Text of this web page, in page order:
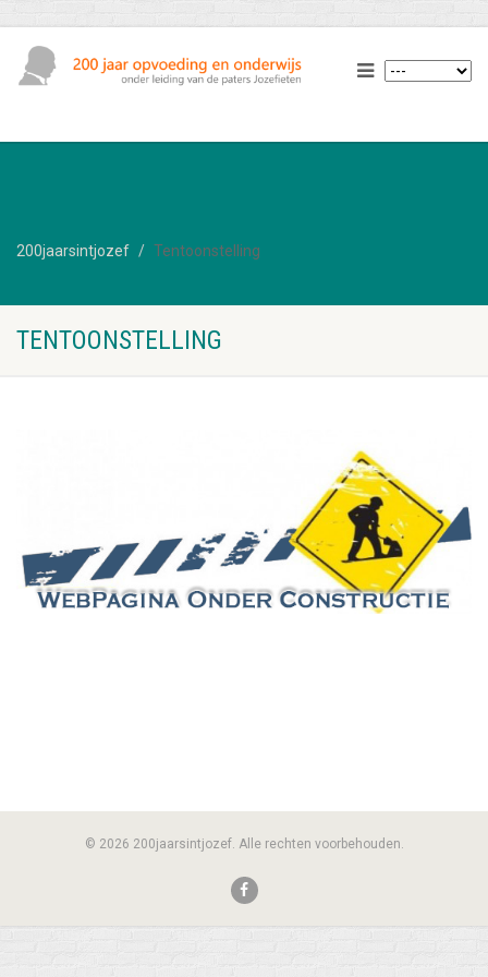
200jaarsintjozef Tentoonstelling
TENTOONSTELLING
© 2026 200jaarsintjozef. Alle rechten voorbehouden.